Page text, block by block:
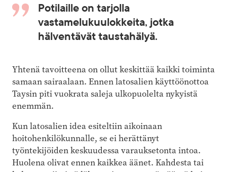
Potilaille on tarjolla
vastamelukuulokkeita, jotka
hälventävät taustahälyä.
Yhtenä tavoitteena on ollut keskittää kaikki toiminta
samaan sairaalaan. Ennen latosalien käyttöönottoa
Taysin piti vuokrata saleja ulkopuolelta nykyistä
enemmän.
Kun latosalien idea esiteltiin aikoinaan
hoitohenkilökunnalle, se ei herättänyt
työntekijöiden keskuudessa varauksetonta intoa.
Huolena olivat ennen kaikkea äänet. Kahdesta tai